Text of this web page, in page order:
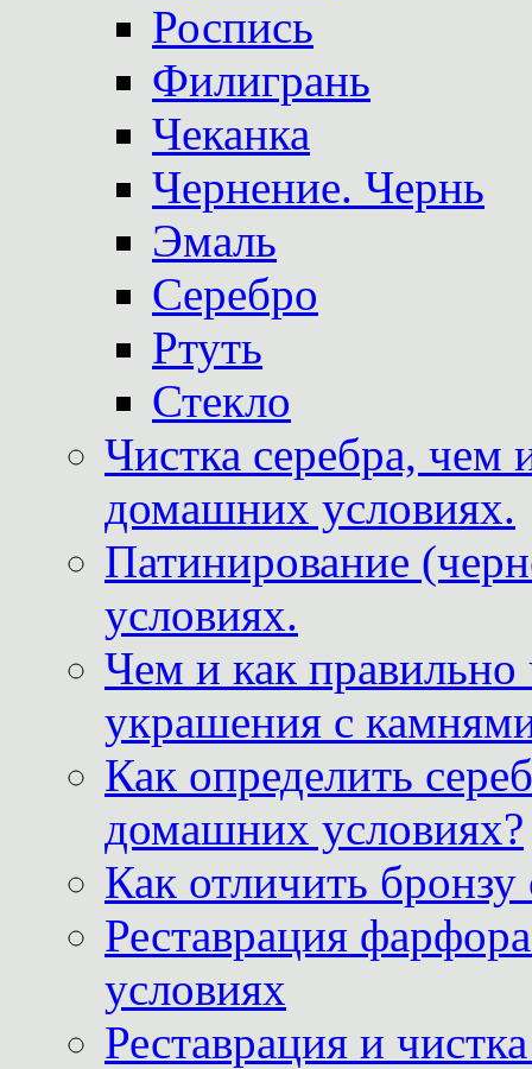
Роспись
Филигрань
Чеканка
Чернение. Чернь
Эмаль
Серебро
Ртуть
Стекло
Чистка серебра, чем
домашних условиях.
Патинирование
условиях.
Чем и как
украшения с
Как определить
домашних условиях?
Как отличить
Реставрация
условиях
Реставрация и